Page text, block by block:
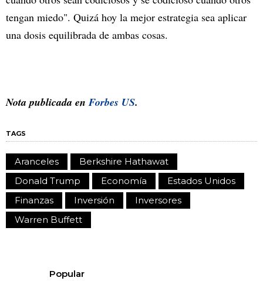
tengan miedo". Quizá hoy la mejor estrategia sea aplicar
una dosis equilibrada de ambas cosas.
Nota publicada enForbes US.
TAGS
Aranceles
Berkshire Hathawat
Donald Trump
Economía
Estados Unidos
Finanzas
Inversión
Inversores
Warren Buffett
Popular